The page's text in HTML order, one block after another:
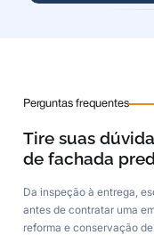
Perguntas frequentes
Tire suas
de fachada
Da inspeção à entrega,
antes de contratar uma
reforma e conservação